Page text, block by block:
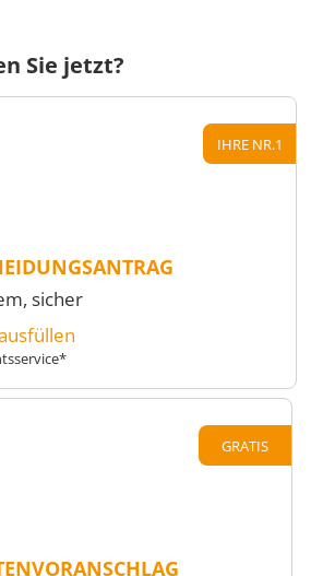
Sie jetzt?
IHRE NR.1
sicher
GRATIS